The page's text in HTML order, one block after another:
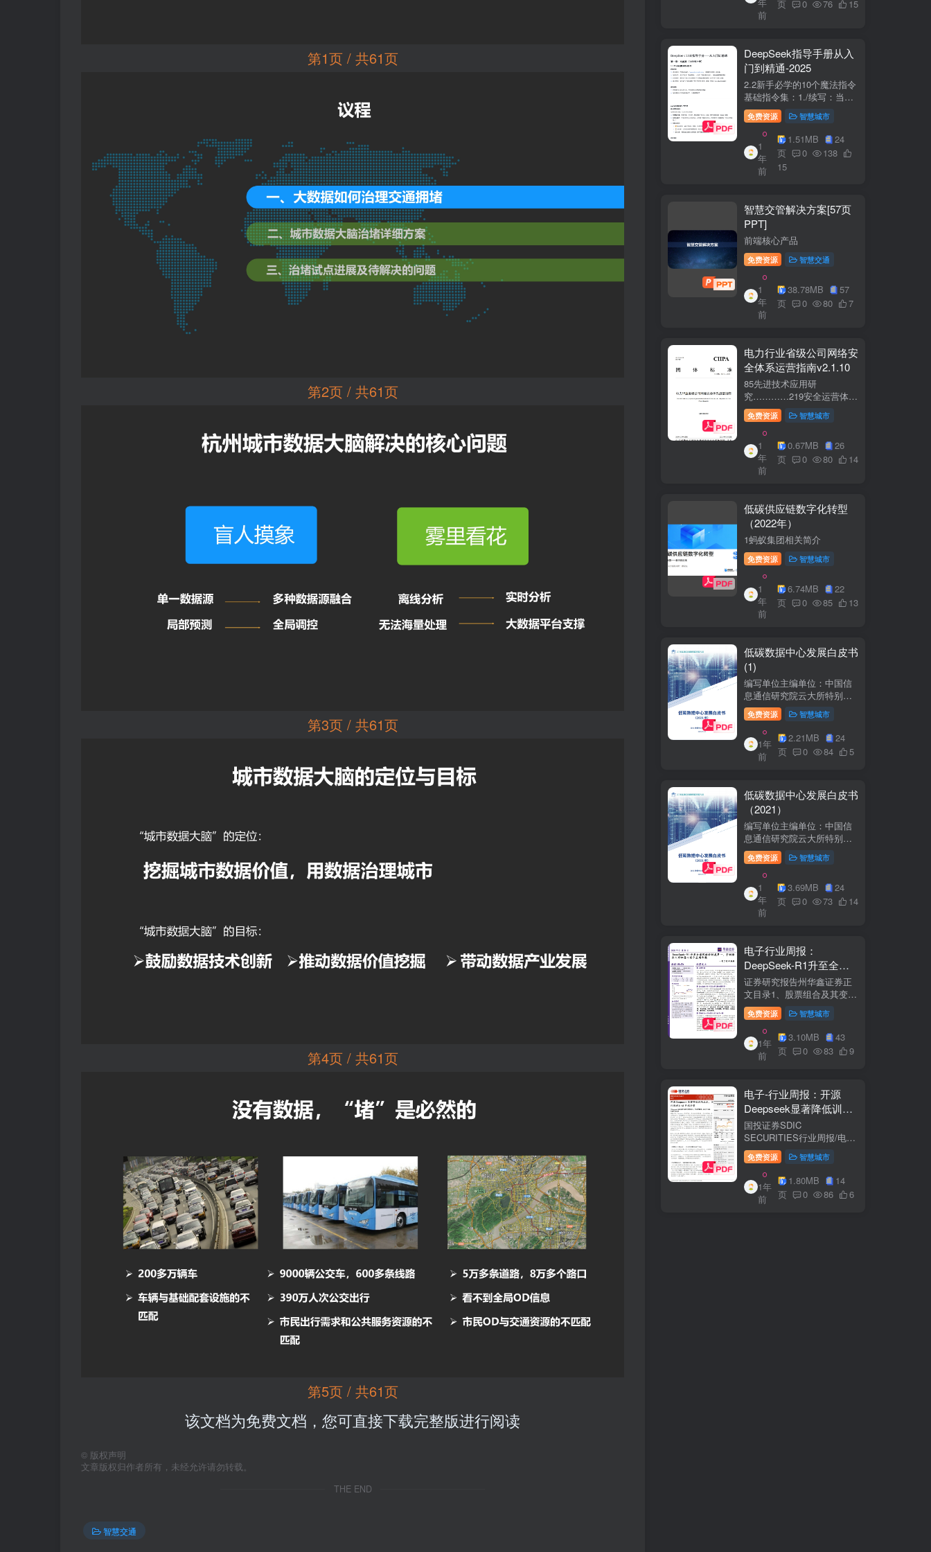
第1页 / 共61页
第2页 / 共61页
第3页 / 共61页
第4页 / 共61页
第5页 / 共61页
该文档为免费文档，您可直接下载完整版进行阅读
© 版权声明
文章版权归作者所有，未经允许请勿转载。
THE END
智慧交通
+医疗企业案例分析5中国互
联网+医疗...
年
前
页 0 76 15
DeepSeek指导手册从入
门到精通-2025
2.2新手必学的10个魔法指令
基础指令集：1./续写：当回
答中断时自动继续生成2./简
化：将复杂内容转换成大白
话3./示例：要求展示实际案
例（特别是写代码时）4./步
骤：让AI分步骤指导操作流
程5./检...
免费资源 智慧城市
1
年
前
1.51MB
24
页
0
138
15
智慧交管解决方案[57页
PPT]
前端核心产品
免费资源 智慧交通
1
年
前
38.78MB
57
页
0 80 7
电力行业省级公司网络安
全体系运营指南v2.1.10
85先进技术应用研
究…………219安全运营体
系……2291网络安全运
营..2292业务安全运
营.......249.3网络与业务安全
联动.·26
免费资源 智慧城市
1
年
前
0.67MB
26
页
0 80 14
低碳供应链数字化转型
（2022年）
1蚂蚁集团相关简介
免费资源 智慧城市
1
年
前
6.74MB
22
页
0 85 13
低碳数据中心发展白皮书
(1)
编写单位主编单位：中国信
息通信研究院云大所特别鸣
谢：百度、阿里巴巴、腾
讯、中金数据、秦淮数据、
万国数据、河北省凤凰谷零
碳发展研究院、绿色和平等
单位的大力支持。
免费资源 智慧城市
1年
前
2.21MB
24
页
0 84 5
低碳数据中心发展白皮书
（2021）
编写单位主编单位：中国信
息通信研究院云大所特别鸣
谢：百度、阿里巴巴、腾
讯、中金数据、秦准数据、
万国数据、河北省凤凰谷零
碳发展研究院、绿色和平等
单位的大力支持。
免费资源 智慧城市
1
年
前
3.69MB
24
页
0 73 14
电子行业周报：
DeepSeek-R1升至全球
风格控制类第一，宇树推
出人形机器人首个应用方
案
证券研究报告州华鑫证券正
文目录1、股票组合及其变
化.51.1、本周重点推荐及推
荐组...51.2、海外龙头一
览。62、周度行情分析及展
望.…82.1、周涨幅排行…
2.2、行业重点公司估值水平
免费资源 智慧城市
1年
前
3.10MB
43
页
0 83 9
电子-行业周报：开源
Deepseek显著降低训练
成本，关注推理与AI终端
进展
国投证券SDIC
SECURITIES行业周报/电于
目内容目录1.本周新闻一
览.42.行业数据跟踪.…62.1.
半导体：半导体行业：两大
收购事件来袭...62.2.SiC:8家
碳化硅相关企业完成融
免费资源 智慧城市
1年
前
1.80MB
14
页
0 86 6